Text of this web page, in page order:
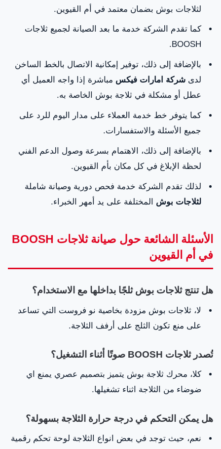
لثلاجات بوش بضمان معتمد في أم القيوين.
كما تقدم الشركة خدمة ما بعد الصيانة لجميع ثلاجات
BOOSH.
بالإضافة إلى ذلك، توفير إمكانية الاتصال بالخط الساخن
لدى شركة امارات فيكس مباشرة إذا واجه العميل أي
عطل أو مشكلة في ثلاجة بوش الخاصة به.
كما يتوفر خط خدمة العملاء على مدار اليوم للرد على
جميع الأسئلة والاستفسارات.
بالإضافة إلى ذلك، الاهتمام بسرعة وصول الدعم الفني
لحظة الإبلاغ في كل مكان بأم القيوين.
لذلك تقدم الشركة خدمة فحص دورية وصيانة شاملة
لثلاجات بوش المختلفة على يد أمهر الخبراء.
الأسئلة الشائعة حول صيانة ثلاجات BOOSH
في أم القيوين
هل تنتج ثلاجات بوش ثلجًا بداخلها مع الاستخدام؟
لا، ثلاجات بوش مزودة بخاصية نو فروست التي تساعد
على منع تكون الثلج على أرفف الثلاجة.
تُصدر ثلاجات BOOSH صوتًا أثناء التشغيل؟
كلا، محرك ثلاجة بوش يتميز بتصميم عصري يمنع اي
ضوضاء من الثلاجة اثناء تشغيلها.
هل يمكن التحكم في درجة حرارة الثلاجة بسهولة؟
نعم، حيث توجد في بعض انواع الثلاجة لوحة تحكم رقمية